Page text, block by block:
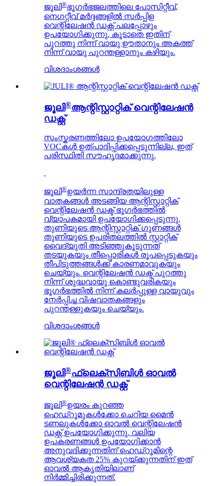
ജൂലി ®ഭൂഗർഭജലത്തിലെ പോസിറ്റീവ്,
നെഗറ്റീവ് മർദ്ദങ്ങളിൽ സർപ്പിള
വെന്റിലേഷൻ ഡക്റ്റ് പലപ്പോഴും
ഉപയോഗിക്കുന്നു, കൂടാതെ ഇതിന്
പുറത്തു നിന്ന് വായു ഊതാനും അകത്ത്
നിന്ന് വായു പുറന്തള്ളാനും കഴിയും.
വിശദാംശങ്ങൾ
ജൂലി®ആന്റിസ്റ്റാറ്റിക് വെന്റിലേഷൻ
ഡക്റ്റ്
സംസ്കരണത്തിലോ ഉപയോഗത്തിലോ
VOCകൾ ഉത്പാദിപ്പിക്കപ്പെടുന്നില്ല, ഇത്
പരിസ്ഥിതി സൗഹൃദമാക്കുന്നു.
ജൂലി ®ഉയർന്ന സാന്ദ്രതയിലുള്ള
വാതകങ്ങൾ അടങ്ങിയ ആന്റിസ്റ്റാറ്റിക്
വെന്റിലേഷൻ ഡക്ട് ഭൂഗർഭത്തിൽ
വ്യാപകമായി ഉപയോഗിക്കപ്പെടുന്നു.
തുണിയുടെ ആന്റിസ്റ്റാറ്റിക് ഗുണങ്ങൾ
തുണിയുടെ ഉപരിതലത്തിൽ സ്റ്റാറ്റിക്
വൈദ്യുതി അടിഞ്ഞുകൂടുന്നത്
തടയുകയും തീപ്പൊരികൾ രൂപപ്പെടുകയും
തീപിടുത്തങ്ങൾക്ക് കാരണമാവുകയും
ചെയ്യും. വെന്റിലേഷൻ ഡക്ട് പുറത്തു
നിന്ന് ശുദ്ധവായു കൊണ്ടുവരികയും
ഭൂഗർഭത്തിൽ നിന്ന് കലർപ്പുള്ള വായുവും
നേർപ്പിച്ച വിഷവാതകങ്ങളും
പുറന്തള്ളുകയും ചെയ്യും.
വിശദാംശങ്ങൾ
ജൂലി®ഫ്ലെക്സിബിൾ ഓവൽ
വെന്റിലേഷൻ ഡക്റ്റ്
ജൂലി ®ഉയരം കുറഞ്ഞ
ഹെഡ്‌റൂമുകൾക്കോ ​​ചെറിയ മൈൻ
ടണലുകൾക്കോ ​​ഓവൽ വെന്റിലേഷൻ
ഡക്റ്റ് ഉപയോഗിക്കുന്നു. വലിയ
ഉപകരണങ്ങൾ ഉപയോഗിക്കാൻ
അനുവദിക്കുന്നതിന് ഹെഡ്‌റൂമിന്റെ
ആവശ്യകത 25% കുറയ്ക്കുന്നതിന് ഇത്
ഓവൽ ആകൃതിയിലാണ്
നിർമ്മിച്ചിരിക്കുന്നത്.